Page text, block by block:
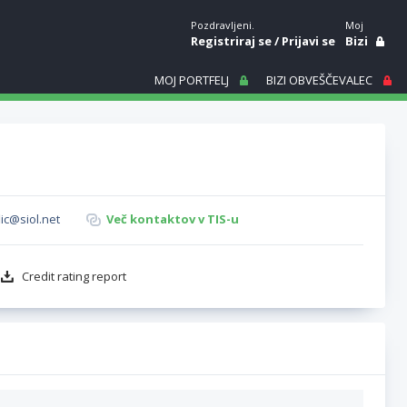
Pozdravljeni.
Registriraj se/Prijavi se
Moj
Bizi
MOJ PORTFELJ BIZI OBVEŠČEVALEC
Več kontaktov v TIS-u
Credit rating report